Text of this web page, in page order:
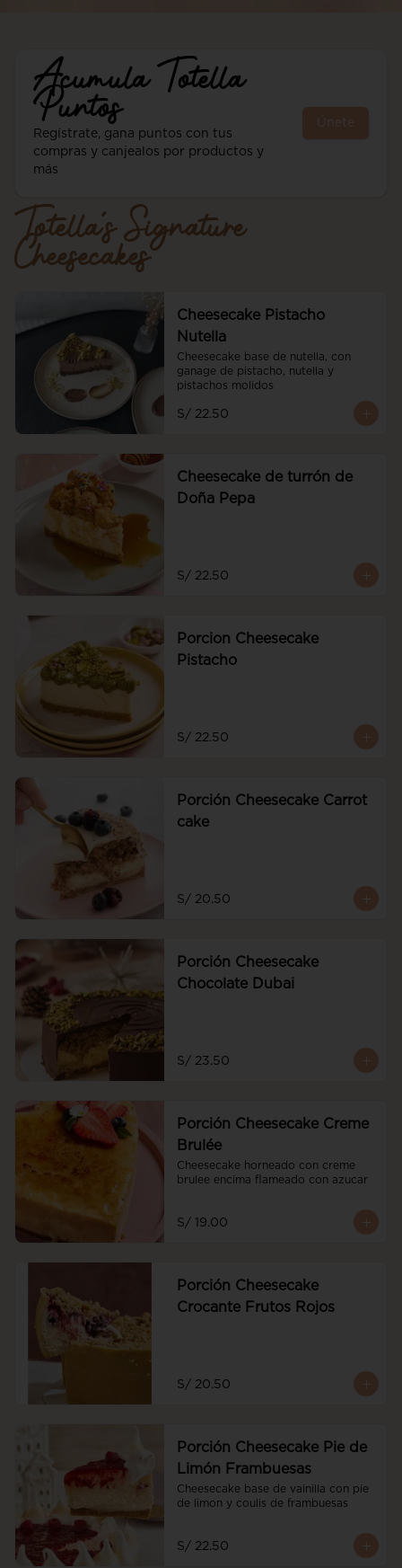
Acumula
Totella
Puntos
Regístrate, gana puntos con tus
compras y canjealos por productos y
más
Únete
Totella´s Signature
Cheesecakes
Cheesecake Pistacho
Nutella
Cheesecake base de nutella, con
ganage de pistacho, nutella y
pistachos molidos
S/ 22.50
Cheesecake de turrón de
Doña Pepa
S/ 22.50
Porcion Cheesecake
Pistacho
S/ 22.50
Porción Cheesecake Carrot
cake
S/ 20.50
Porción Cheesecake
Chocolate Dubai
S/ 23.50
Porción Cheesecake Creme
Brulée
Cheesecake horneado con creme
brulee encima flameado con azucar
S/ 19.00
Porción Cheesecake
Crocante Frutos Rojos
S/ 20.50
Porción Cheesecake Pie de
Limón Frambuesas
Cheesecake base de vainilla con pie
de limon y coulis de frambuesas
S/ 22.50